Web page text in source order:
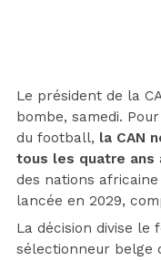
Le président de la
bombe, samedi.
du football, la CAN
tous les quatre ans
des nations
lancée en 2029,
La décision divise le
sélectionneur belge